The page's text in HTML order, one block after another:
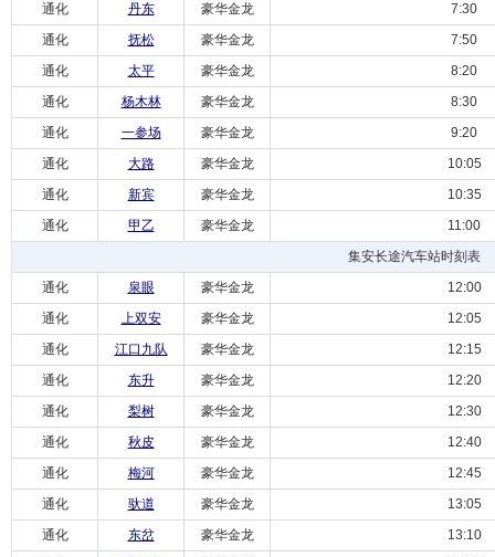
通化
丹东 豪华金龙
7:30
通化
抚松 豪华金龙
7:50
通化
太平 豪华金龙
8:20
通化
杨木林 豪华金龙
8:30
通化
一参场 豪华金龙
9:20
通化
大路 豪华金龙
10:05
通化
新宾 豪华金龙
10:35
通化
甲乙 豪华金龙
11:00
集安长途汽车站时刻表
通化
泉眼 豪华金龙
12:00
通化
上双安 豪华金龙
12:05
通化
江口九队 豪华金龙
12:15
通化
东升 豪华金龙
12:20
通化
梨树 豪华金龙
12:30
通化
秋皮 豪华金龙
12:40
通化
梅河 豪华金龙
12:45
通化
驮道 豪华金龙
13:05
通化
东岔 豪华金龙
13:10